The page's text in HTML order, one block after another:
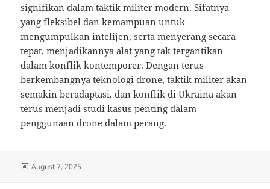
signifikan dalam taktik militer modern. Sifatnya
yang fleksibel dan kemampuan untuk
mengumpulkan intelijen, serta menyerang secara
tepat, menjadikannya alat yang tak tergantikan
dalam konflik kontemporer. Dengan terus
berkembangnya teknologi drone, taktik militer akan
semakin beradaptasi, dan konflik di Ukraina akan
terus menjadi studi kasus penting dalam
penggunaan drone dalam perang.
Posted
August 7, 2025